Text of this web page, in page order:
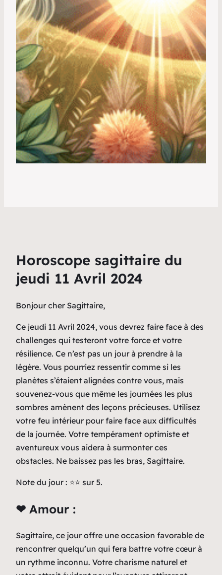
Horoscope sagittaire du
jeudi 11 Avril 2024
Bonjour cher Sagittaire,
Ce jeudi 11 Avril 2024, vous devrez faire face à des
challenges qui testeront votre force et votre
résilience. Ce n’est pas un jour à prendre à la
légère. Vous pourriez ressentir comme si les
planètes s’étaient alignées contre vous, mais
souvenez-vous que même les journées les plus
sombres amènent des leçons précieuses. Utilisez
votre feu intérieur pour faire face aux difficultés
de la journée. Votre tempérament optimiste et
aventureux vous aidera à surmonter ces
obstacles. Ne baissez pas les bras, Sagittaire.
Note du jour : ⭐️⭐️ sur 5.
❤ Amour :
Sagittaire, ce jour offre une occasion favorable de
rencontrer quelqu’un qui fera battre votre cœur à
un rythme inconnu. Votre charisme naturel et